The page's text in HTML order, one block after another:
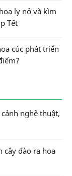
ly nở và kìm
Tết
cúc phát triển
nghệ thuật,
cây đào ra hoa